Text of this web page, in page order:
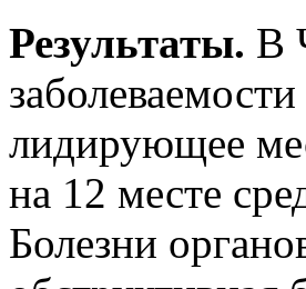
Результаты. В
лидирующее
на 12 месте
Болезни